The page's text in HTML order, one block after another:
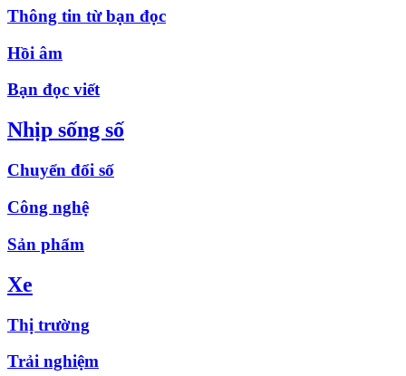
Thông tin từ bạn đọc
Hồi âm
Bạn đọc viết
Nhịp sống số
Chuyển đổi số
Công nghệ
Sản phẩm
Xe
Thị trường
Trải nghiệm